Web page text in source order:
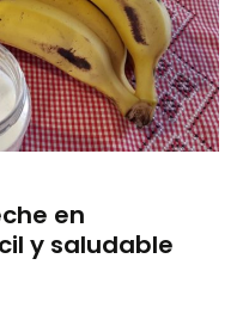
en
y saludable